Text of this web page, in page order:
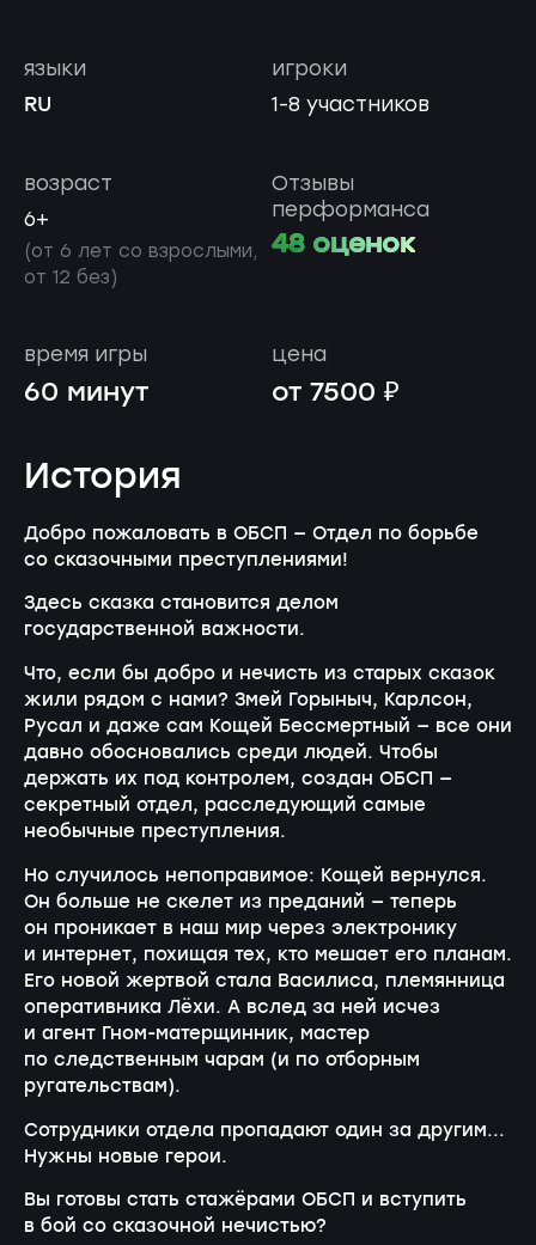
игроки
1-8 участников
языки
RU
возраст
6+
(от 6 лет со взрослыми,
от 12 без)
Отзывы
перформанса
48 оценок
время игры
60 минут
цена
от 7500 ₽
История
Добро пожаловать в ОБСП — Отдел по борьбе
со сказочными преступлениями!
Здесь сказка становится делом
государственной важности.
Что, если бы добро и нечисть из старых сказок
жили рядом с нами? Змей Горыныч, Карлсон,
Русал и даже сам Кощей Бессмертный — все они
давно обосновались среди людей. Чтобы
держать их под контролем, создан ОБСП —
секретный отдел, расследующий самые
необычные преступления.
Но случилось непоправимое: Кощей вернулся.
Он больше не скелет из преданий — теперь
он проникает в наш мир через электронику
и интернет, похищая тех, кто мешает его планам.
Его новой жертвой стала Василиса, племянница
оперативника Лёхи. А вслед за ней исчез
и агент Гном-матерщинник, мастер
по следственным чарам (и по отборным
ругательствам).
Сотрудники отдела пропадают один за другим...
Нужны новые герои.
Вы готовы стать стажёрами ОБСП и вступить
в бой со сказочной нечистью?